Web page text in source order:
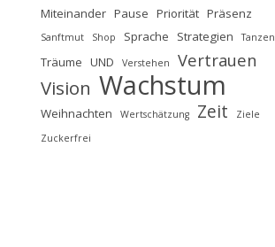
Miteinander Pause Priorität Präsenz
Sanftmut Shop Sprache Strategien Tanzen
Träume UND Verstehen Vertrauen
Vision Wachstum
Weihnachten Wertschätzung Zeit
Ziele
Zuckerfrei